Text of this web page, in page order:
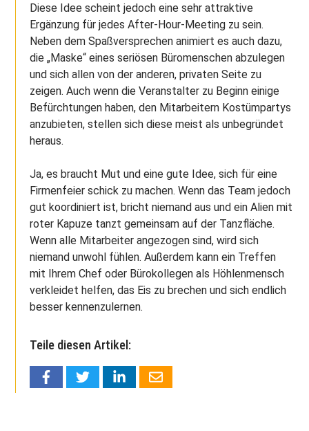
Diese Idee scheint jedoch eine sehr attraktive
Ergänzung für jedes After-Hour-Meeting zu sein.
Neben dem Spaßversprechen animiert es auch dazu,
die „Maske“ eines seriösen Büromenschen abzulegen
und sich allen von der anderen, privaten Seite zu
zeigen. Auch wenn die Veranstalter zu Beginn einige
Befürchtungen haben, den Mitarbeitern Kostümpartys
anzubieten, stellen sich diese meist als unbegründet
heraus.
Ja, es braucht Mut und eine gute Idee, sich für eine
Firmenfeier schick zu machen. Wenn das Team jedoch
gut koordiniert ist, bricht niemand aus und ein Alien mit
roter Kapuze tanzt gemeinsam auf der Tanzfläche.
Wenn alle Mitarbeiter angezogen sind, wird sich
niemand unwohl fühlen. Außerdem kann ein Treffen
mit Ihrem Chef oder Bürokollegen als Höhlenmensch
verkleidet helfen, das Eis zu brechen und sich endlich
besser kennenzulernen.
Teile diesen Artikel: